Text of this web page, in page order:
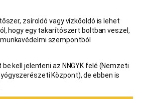
zsíroldó vagy vízkőoldó is lehet
hogy egy takarítószert boltban veszel,
szempontból
kell jelenteni az NNGYK felé (Nemzeti
Központ), de ebben is